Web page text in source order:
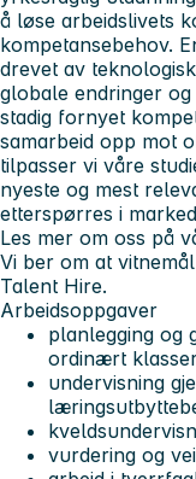
å løse arbeidslivets
kompetansebehov.
drevet av
globale endringer
stadig fornyet
samarbeid opp mot
tilpasser vi våre
nyeste og mest
etterspørres i
Les mer om oss på
Vi ber om at
Talent Hire.
Arbeidsoppgaver
planlegging og
ordinært
undervisning
vurdering og